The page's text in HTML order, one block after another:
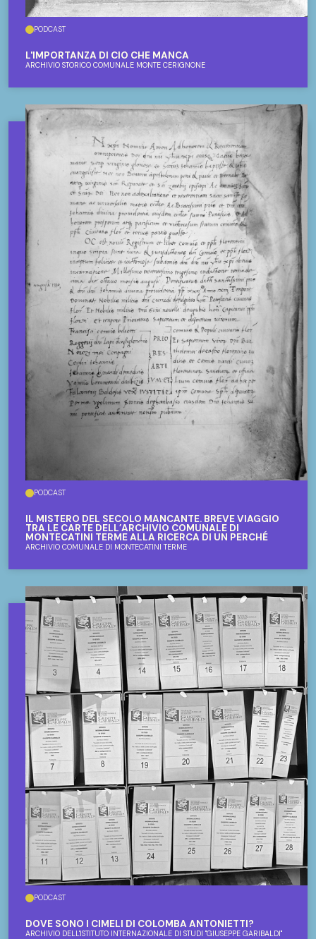
PODCAST
L'IMPORTANZA DI CIÒ CHE MANCA
ARCHIVIO STORICO COMUNALE MONTE CERIGNONE
PODCAST
IL MISTERO DEL SECOLO MANCANTE. BREVE VIAGGIO
TRA LE CARTE DELL’ARCHIVIO COMUNALE DI
MONTECATINI TERME ALLA RICERCA DI UN PERCHÉ
ARCHIVIO COMUNALE DI MONTECATINI TERME
PODCAST
DOVE SONO I CIMELI DI COLOMBA ANTONIETTI?
ARCHIVIO DELL'ISTITUTO INTERNAZIONALE DI STUDI "GIUSEPPE GARIBALDI"